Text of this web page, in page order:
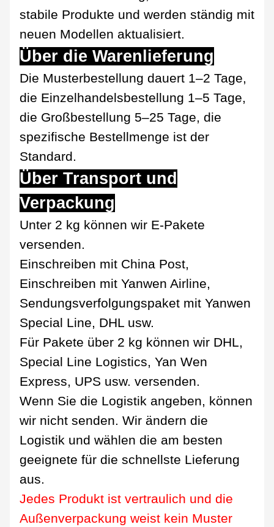
stabile Produkte und werden ständig mit
neuen Modellen aktualisiert.
Über die Warenlieferung
Die Musterbestellung dauert 1–2 Tage,
die Einzelhandelsbestellung 1–5 Tage,
die Großbestellung 5–25 Tage, die
spezifische Bestellmenge ist der
Standard.
Über Transport und
Verpackung
Unter 2 kg können wir E-Pakete
versenden.
Einschreiben mit China Post,
Einschreiben mit Yanwen Airline,
Sendungsverfolgungspaket mit Yanwen
Special Line, DHL usw.
Für Pakete über 2 kg können wir DHL,
Special Line Logistics, Yan Wen
Express, UPS usw. versenden.
Wenn Sie die Logistik angeben, können
wir nicht senden. Wir ändern die
Logistik und wählen die am besten
geeignete für die schnellste Lieferung
aus.
Jedes Produkt ist vertraulich und die
Außenverpackung weist kein Muster